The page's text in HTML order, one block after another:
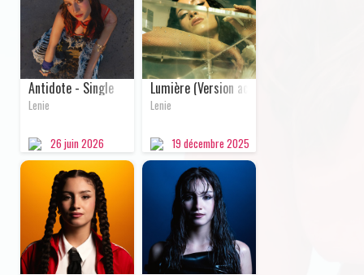
Antidote - Single
Lenie
26 juin 2026
Lumière (Version acoustique) - Single
Lenie
19 décembre 2025
SINGLE